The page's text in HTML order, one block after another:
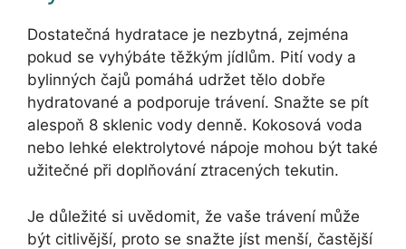
Dostatečná hydratace je nezbytná, zejména
pokud se vyhýbáte těžkým jídlům. Pití vody a
bylinných čajů pomáhá udržet tělo dobře
hydratované a podporuje trávení. Snažte se pít
alespoň 8 sklenic vody denně. Kokosová voda
nebo lehké elektrolytové nápoje mohou být také
užitečné při doplňování ztracených tekutin.
Je důležité si uvědomit, že vaše trávení může
být citlivější, proto se snažte jíst menší, častější